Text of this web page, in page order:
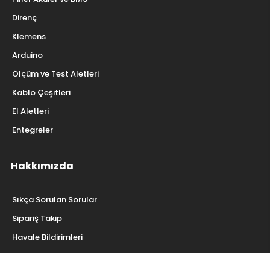
Direnç
Klemens
Arduino
Ölçüm ve Test Aletleri
Kablo Çeşitleri
El Aletleri
Entegreler
Hakkımızda
Sıkça Sorulan Sorular
Sipariş Takip
Havale Bildirimleri